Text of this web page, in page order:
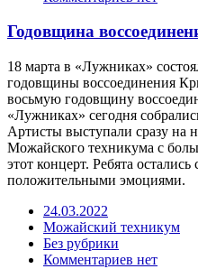
Годовщина
18 марта в «Лужниках»
годовщины воссоединения
восьмую годовщину
«Лужниках» сегодня
Артисты выступали сразу на
Можайского техникума с
этот концерт. Ребята
положительными эмоциями.
24.03.2022
Можайский техникум
Без рубрики
Комментариев нет